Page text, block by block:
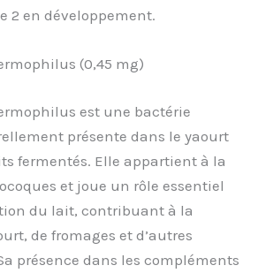
2 en développement.
(0,45 mg)
est une bactérie
présente dans le yaourt
fermentés. Elle appartient à la
et joue un rôle essentiel
du lait, contribuant à la
de fromages et d’autres
présence dans les compléments